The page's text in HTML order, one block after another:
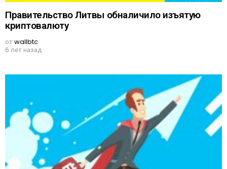
Правительство Литвы обналичило изъятую
криптовалюту
отwallbtc
6 лет назад